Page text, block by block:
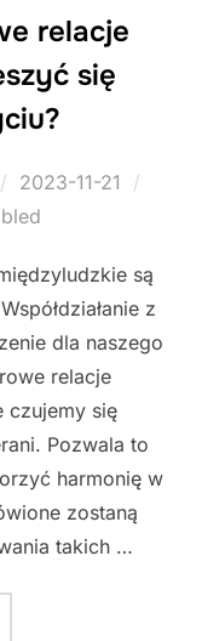
relacje
się
Posted
on
2023-11-21
są
z
dla naszego
relacje
czujemy się
Pozwala to
harmonię w
zostaną
takich …